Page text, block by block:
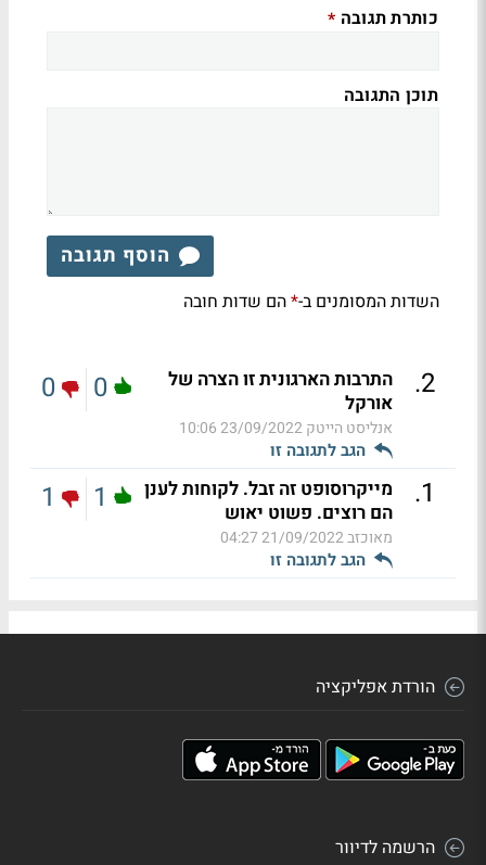
כותרת תגובה *
תוכן התגובה
הוסף תגובה
השדות המסומנים ב-*הם שדות חובה
2
.
התרבות הארגונית זו הצרה של
אורקל
אנליסט הייטק23/09/2022 10:06
הגב לתגובה זו
0
0
1
.
מייקרוסופט זה זבל. לקוחות לענן
הם רוצים. פשוט יאוש
מאוכזב21/09/2022 04:27
הגב לתגובה זו
1
1
הורדת אפליקציה
הרשמה לדיוור